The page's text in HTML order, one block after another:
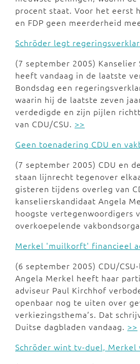
procent staat. Voor het eerst
en FDP geen meerderheid
Schröder legt
(7 september 2005) Kanselier
heeft vandaag in de laatste
Bondsdag een
waarin hij de laatste zeven
verdedigde en zijn pijlen
van CDU/CSU. >>
Geen toenadering CDU en
(7 september 2005) CDU en
staan lijnrecht tegenover
gisteren tijdens overleg van
kanselierskandidaat Angela
hoogste vertegenwoordigers
overkoepelende
Merkel 'muilkorft' financieel
(6 september 2005) CDU/
Angela Merkel heeft haar
adviseur Paul Kirchhof
openbaar nog te uiten over
verkiezingsthema’s. Dat
Duitse dagbladen vandaag. >>
Schröder wint tv-duel, Merkel